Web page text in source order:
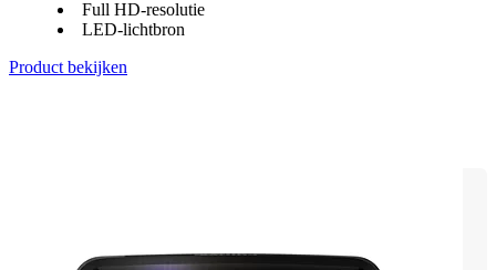
Full HD-resolutie
LED-lichtbron
Product bekijken